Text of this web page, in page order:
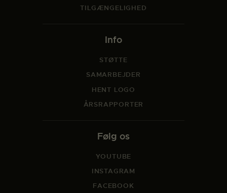
TILGÆNGELIGHED
Info
STØTTE
SAMARBEJDER
HENT LOGO
ÅRSRAPPORTER
Følg os
YOUTUBE
INSTAGRAM
FACEBOOK